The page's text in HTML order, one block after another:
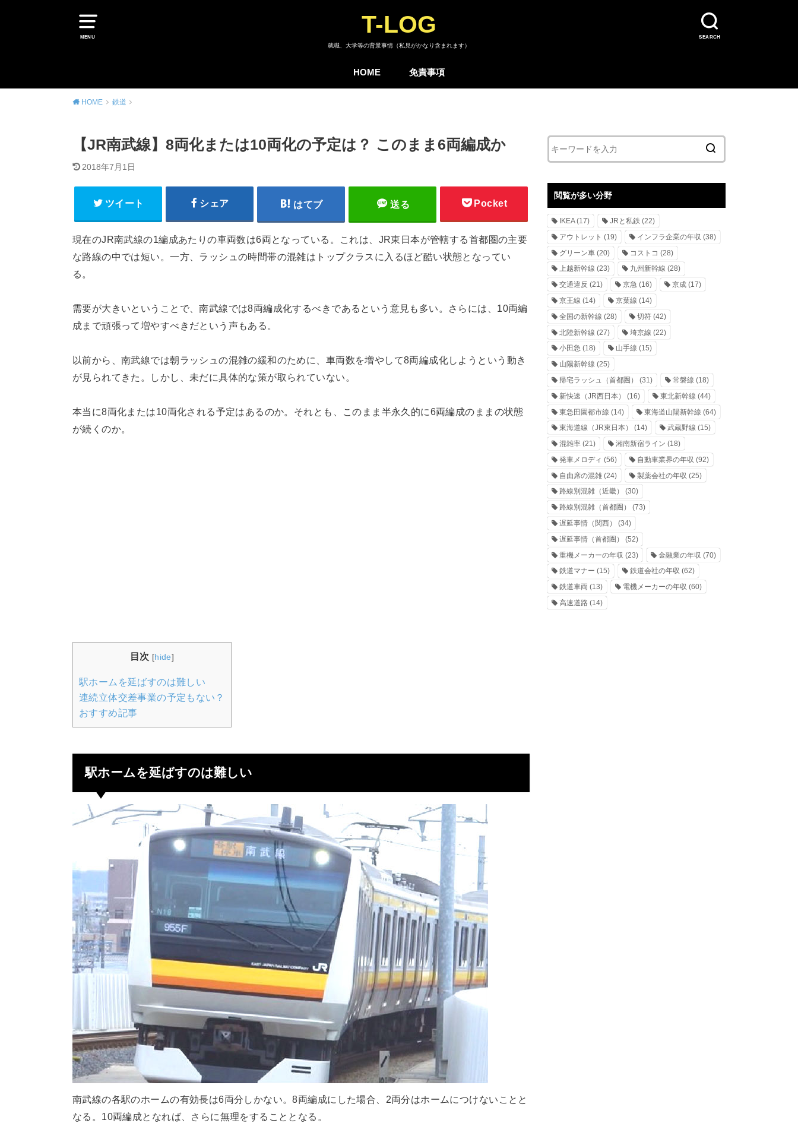
MENU SEARCH
T-LOG
就職、大学等の背景事情（私見がかなり含まれます）
HOME 免責事項
HOME 鉄道
【JR南武線】8両化または10両化の予定は？ このまま6両編成か
2018年7月1日
ツイート シェア はてブ 送る Pocket
現在のJR南武線の1編成あたりの車両数は6両となっている。これは、JR東日本が管轄する首都圏の主要
な路線の中では短い。一方、ラッシュの時間帯の混雑はトップクラスに入るほど酷い状態となってい
る。
需要が大きいということで、南武線では8両編成化するべきであるという意見も多い。さらには、10両編
成まで頑張って増やすべきだという声もある。
以前から、南武線では朝ラッシュの混雑の緩和のために、車両数を増やして8両編成化しようという動き
が見られてきた。しかし、未だに具体的な策が取られていない。
本当に8両化または10両化される予定はあるのか。それとも、このまま半永久的に6両編成のままの状態
が続くのか。
目次 [hide]
駅ホームを延ばすのは難しい
連続立体交差事業の予定もない？
おすすめ記事
駅ホームを延ばすのは難しい
南武線の各駅のホームの有効長は6両分しかない。8両編成にした場合、2両分はホームにつけないことと
なる。10両編成となれば、さらに無理をすることとなる。
閲覧が多い分野
IKEA(17) JRと私鉄 (22)
アウトレット (19) インフラ企業の年収 (38)
グリーン車 (20) コストコ (28)
上越新幹線 (23) 九州新幹線 (28)
交通違反 (21) 京急 (16) 京成(17)
京王線 (14) 京葉線 (14)
全国の新幹線 (28) 切符(42)
北陸新幹線 (27) 埼京線 (22)
小田急 (18) 山手線 (15)
山陽新幹線 (25)
帰宅ラッシュ（首都圏）
(31) 常磐線 (18)
新快速（JR西日本）
(16) 東北新幹線 (44)
東急田園都市線 (14) 東海道山陽新幹線 (64)
東海道線（JR東日本）
(14) 武蔵野線 (15)
混雑率 (21) 湘南新宿ライン (18)
発車メロディ (56) 自動車業界の年収 (92)
自由席の混雑 (24) 製薬会社の年収 (25)
路線別混雑（近畿）
(30)
路線別混雑（首都圏）
(73)
遅延事情（関西）
(34)
遅延事情（首都圏）
(52)
重機メーカーの年収 (23) 金融業の年収 (70)
鉄道マナー (15) 鉄道会社の年収 (62)
鉄道車両 (13) 電機メーカーの年収 (60)
高速道路 (14)